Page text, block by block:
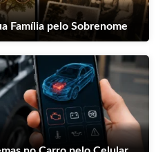
Família pelo Sobrenome